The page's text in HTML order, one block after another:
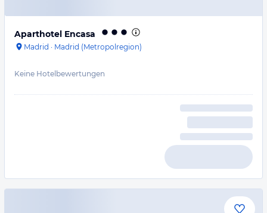
Aparthotel Encasa
Madrid · Madrid (Metropolregion)
Keine Hotelbewertungen